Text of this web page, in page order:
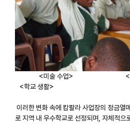
<미술 수업> <
<학교 생활>
이러한 변화 속에 캄팔라 사업장의 정금열
로 지역 내 우수학교로 선정되며, 자체적으